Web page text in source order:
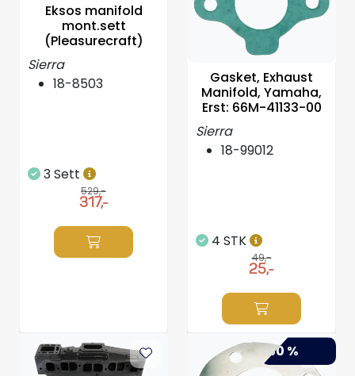
Eksos manifold
mont.sett
(Pleasurecraft)
Sierra
18-8503
3 Sett
529,-
317,-
Gasket, Exhaust
Manifold, Yamaha,
Erst: 66M-41133-00
Sierra
18-99012
4 STK
49,-
25,-
-50 %
Propeller
Servicesett